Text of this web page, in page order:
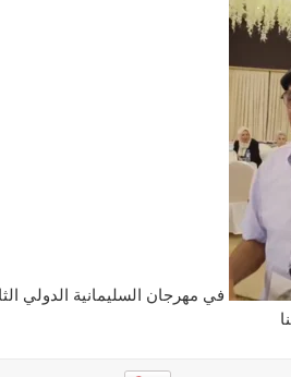
في مهرجان السليمانية الدولي